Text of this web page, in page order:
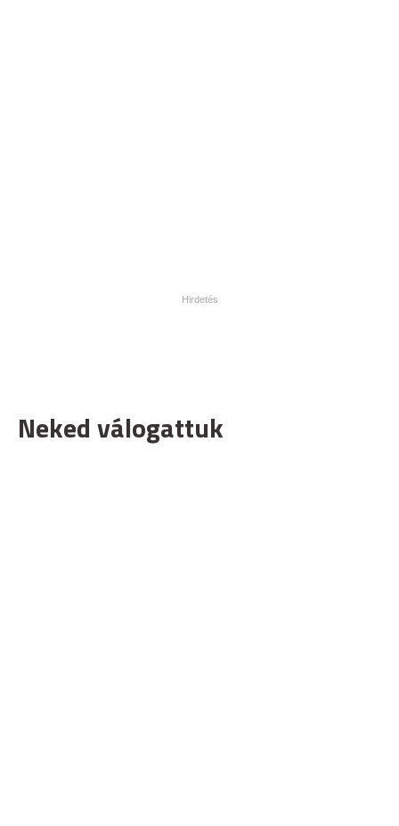
Neked válogattuk